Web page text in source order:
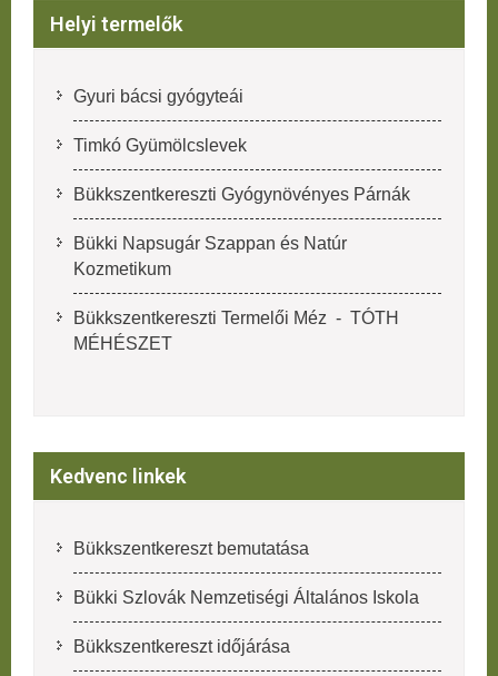
Helyi termelők
Gyuri bácsi gyógyteái
Timkó Gyümölcslevek
Bükkszentkereszti Gyógynövényes Párnák
Bükki Napsugár Szappan és Natúr
Kozmetikum
Bükkszentkereszti Termelői Méz - TÓTH
MÉHÉSZET
Kedvenc linkek
Bükkszentkereszt bemutatása
Bükki Szlovák Nemzetiségi Általános Iskola
Bükkszentkereszt időjárása